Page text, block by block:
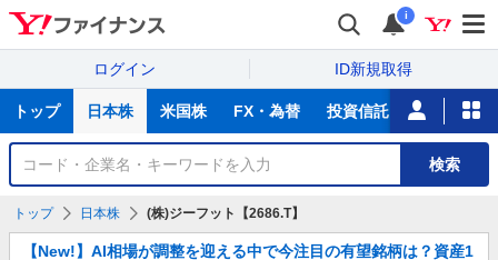
i
ログイン ID新規取得
サ
トップ 日本株 米国株 FX・為替 投資信託 ニュース
銘
検
検索
トップ 日本株 (株)ジーフット【2686.T】
【New!】AI相場が調整を迎える中で今注目の有望銘柄は？資産1